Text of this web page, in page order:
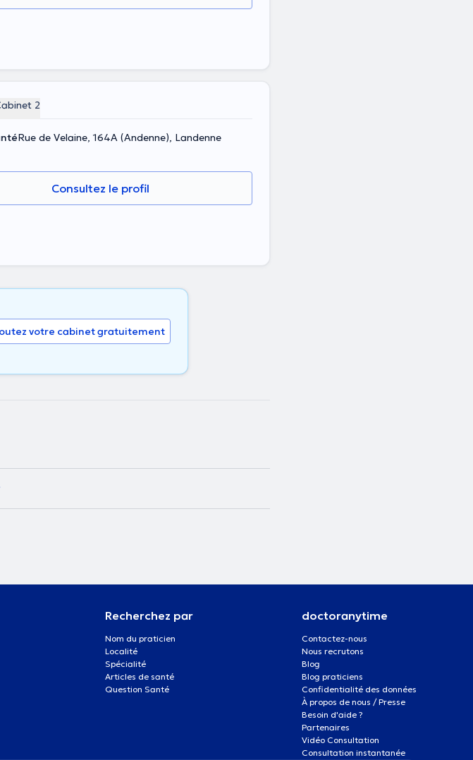
2
Rue de Velaine, 164A (Andenne), Landenne
Consultez le profil
votre cabinet gratuitement
Recherchez par
Nom du praticien
Localité
Spécialité
Articles de santé
Question Santé
doctoranytime
Contactez-nous
Nous recrutons
Blog
Blog praticiens
Confidentialité des données
À propos de nous / Presse
Besoin d'aide ?
Partenaires
Vidéo Consultation
Consultation instantanée